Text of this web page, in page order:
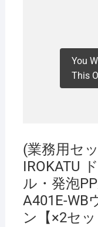
(業務用セ
IROKATU
ル・発泡
A401E-WB
ン【×2セッ
You
This